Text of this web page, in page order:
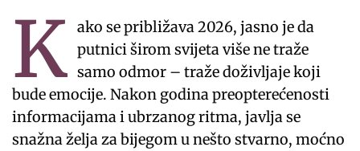
K ako se približava 2026, jasno je da
putnici širom svijeta više ne traže
samo odmor – traže doživljaje koji
bude emocije. Nakon godina preopterećenosti
informacijama i ubrzanog ritma, javlja se
snažna želja za bijegom u nešto stvarno, moćno